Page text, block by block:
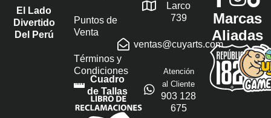
El Lado
Divertido
Del Perú
Puntos de
Venta
Términos y
Condiciones
Cuadro
de Tallas
Larco
739
ventas@cuyarts.com
Atención
al Cliente
903 128
675
Marcas
Aliadas